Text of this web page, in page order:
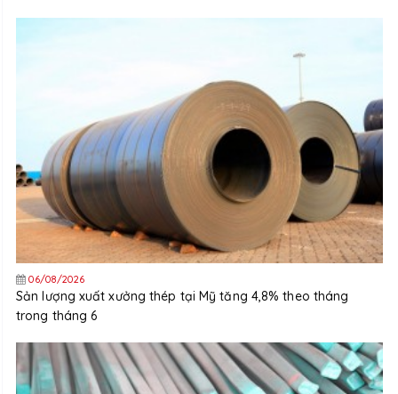
06/08/2026
Sản lượng xuất xưởng thép tại Mỹ tăng 4,8% theo tháng
trong tháng 6